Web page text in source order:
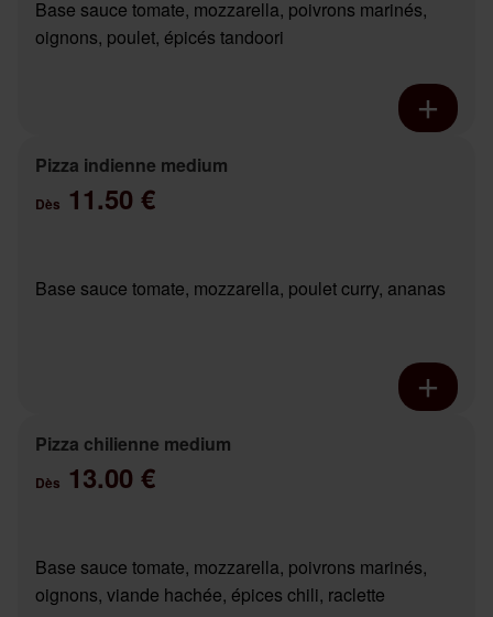
Base sauce tomate, mozzarella, poivrons marinés,
oignons, poulet, épicés tandoori
Pizza indienne medium
Dès 11.50 €
Base sauce tomate, mozzarella, poulet curry, ananas
Pizza chilienne medium
Dès 13.00 €
Base sauce tomate, mozzarella, poivrons marinés,
oignons, viande hachée, épices chili, raclette